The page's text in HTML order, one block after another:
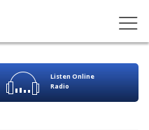
Listen Online
Radio